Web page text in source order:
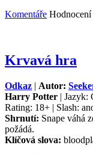
Komentáře
Krvavá hra
Odkaz | Autor:
Harry Potter | Jazyk:
Rating: 18+ | Slash:
Shrnutí: Snape váhá
požádá.
Klíčová slova: